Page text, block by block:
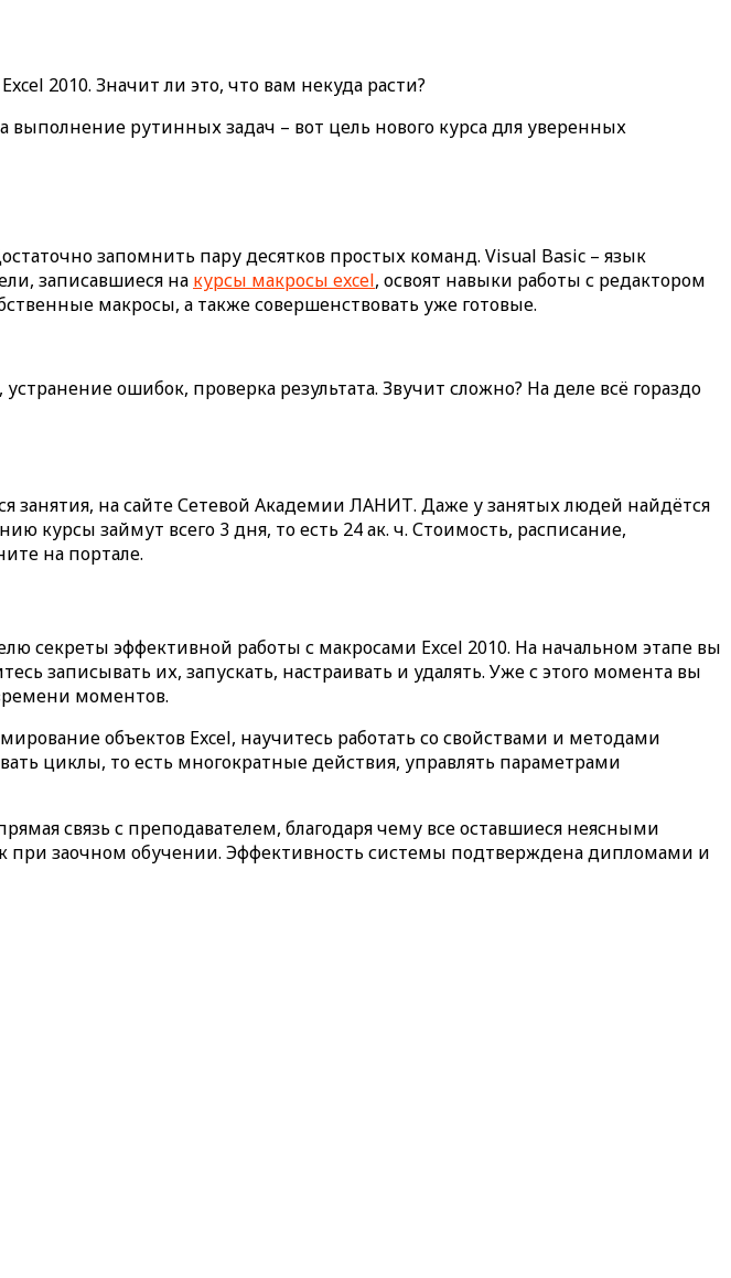
2010. Значит ли это, что вам некуда расти?
рутинных задач – вот цель нового курса для уверенных
запомнить пару десятков простых команд. Visual Basic – язык
записавшиеся на курсы макросы excel, освоят навыки работы с редактором
макросы, а также совершенствовать уже готовые.
ошибок, проверка результата. Звучит сложно? На деле всё гораздо
занятия, на сайте Сетевой Академии ЛАНИТ. Даже у занятых людей найдётся
курсы займут всего 3 дня, то есть 24 ак. ч. Стоимость, расписание,
на портале.
секреты эффективной работы с макросами Excel 2010. На начальном этапе вы
записывать их, запускать, настраивать и удалять. Уже с этого момента вы
моментов.
объектов Excel, научитесь работать со свойствами и методами
циклы, то есть многократные действия, управлять параметрами
связь с преподавателем, благодаря чему все оставшиеся неясными
при заочном обучении. Эффективность системы подтверждена дипломами и